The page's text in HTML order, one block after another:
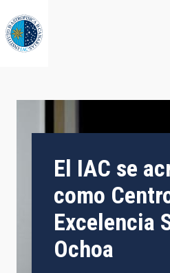
al
contenido
principal
El IAC se
como
Excelencia
Ochoa